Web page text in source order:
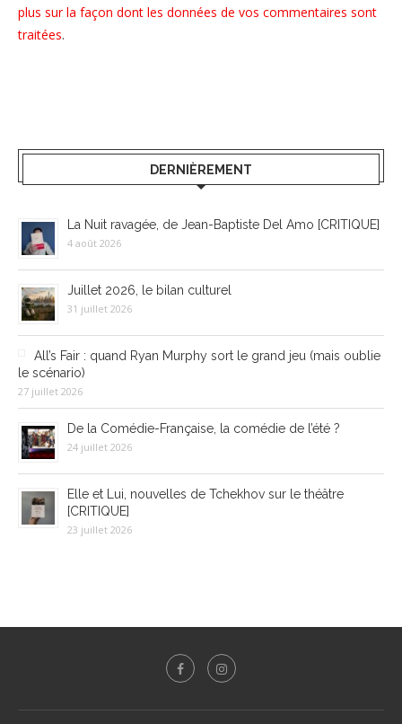
plus sur la façon dont les données de vos commentaires sont
traitées.
DERNIÈREMENT
La Nuit ravagée, de Jean-Baptiste Del Amo [CRITIQUE]
4 août 2026
Juillet 2026, le bilan culturel
31 juillet 2026
All’s Fair : quand Ryan Murphy sort le grand jeu (mais oublie
le scénario)
27 juillet 2026
De la Comédie-Française, la comédie de l’été ?
24 juillet 2026
Elle et Lui, nouvelles de Tchekhov sur le théâtre
[CRITIQUE]
23 juillet 2026